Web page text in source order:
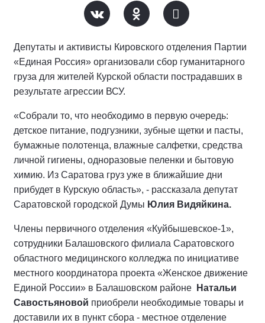
Депутаты и активисты Кировского отделения Партии
«Единая Россия» организовали сбор гуманитарного
груза для жителей Курской области пострадавших в
результате агрессии ВСУ.
«Собрали то, что необходимо в первую очередь:
детское питание, подгузники, зубные щетки и пасты,
бумажные полотенца, влажные салфетки, средства
личной гигиены, одноразовые пеленки и бытовую
химию. Из Саратова груз уже в ближайшие дни
прибудет в Курскую область», - рассказала депутат
Саратовской городской Думы Юлия Видяйкина.
Члены первичного отделения «Куйбышевское-1»,
сотрудники Балашовского филиала Саратовского
областного медицинского колледжа по инициативе
местного координатора проекта «Женское движение
Единой России» в Балашовском районе
Натальи
Савостьяновой приобрели необходимые товары и
доставили их в пункт сбора - местное отделение